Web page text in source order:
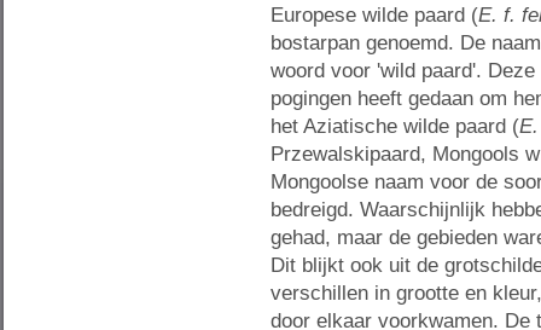
Europese wilde paard (E. f.
bostarpan genoemd. De
woord voor 'wild paard'.
pogingen heeft gedaan om
het Aziatische wilde paard (
Przewalskipaard, Mongools
Mongoolse naam voor de
bedreigd. Waarschijnlijk
gehad, maar de gebieden
Dit blijkt ook uit de
verschillen in grootte en
door elkaar voorkwamen. De